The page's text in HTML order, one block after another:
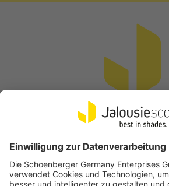
Vertrag widerrufen